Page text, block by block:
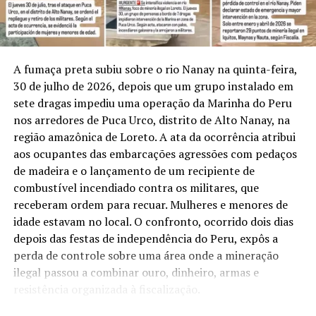
podem, portanto, atingir simultaneamente a
agricultura, a criação de animais e o abastecimento de
energia.
A conexão ocorre pelo papel da Floresta Amazônica no
transporte de umidade pela América do Sul. Parte da
água retirada do solo pelas árvores retorna à atmosfera
por evapotranspiração. Essa umidade é carregada por
correntes atmosféricas em direção a outras regiões do
continente, processo associado aos chamados rios
voadores. A redução da cobertura florestal interfere
nesse ciclo e pode diminuir o volume de água
transportado para o Centro-Sul do país.
Os pesquisadores também avaliaram a influência de El
Niño e La Niña sobre as chuvas. O El Niño costuma
favorecer precipitações maiores na Bacia do Iguaçu, ao
A fumaça preta subiu sobre o rio Nanay na quinta-feira,
30 de julho de 2026, depois que um grupo instalado em
sete dragas impediu uma operação da Marinha do Peru
nos arredores de Puca Urco, distrito de Alto Nanay, na
região amazônica de Loreto. A ata da ocorrência atribui
aos ocupantes das embarcações agressões com pedaços
de madeira e o lançamento de um recipiente de
combustível incendiado contra os militares, que
receberam ordem para recuar. Mulheres e menores de
idade estavam no local. O confronto, ocorrido dois dias
depois das festas de independência do Peru, expôs a
perda de controle sobre uma área onde a mineração
ilegal passou a combinar ouro, dinheiro, armas e